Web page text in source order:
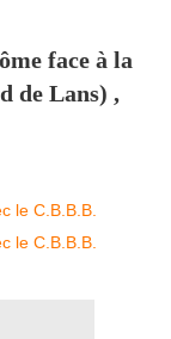
face à la
de Lans) ,